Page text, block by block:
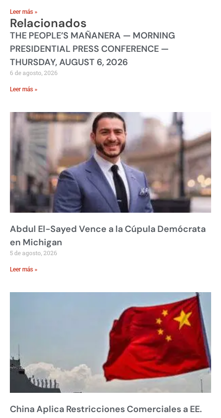
Leer más »
Relacionados
THE PEOPLE’S MAÑANERA — MORNING
PRESIDENTIAL PRESS CONFERENCE —
THURSDAY, AUGUST 6, 2026
6 de agosto, 2026
Leer más »
Abdul El-Sayed Vence a la Cúpula Demócrata
en Michigan
5 de agosto, 2026
Leer más »
China Aplica Restricciones Comerciales a EE.